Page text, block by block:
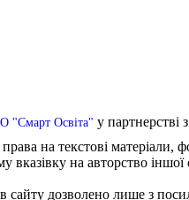
"Смарт Освіта" у партнерстві
на текстові матеріали,
вказівку на авторство іншої
сайту дозволено лише з